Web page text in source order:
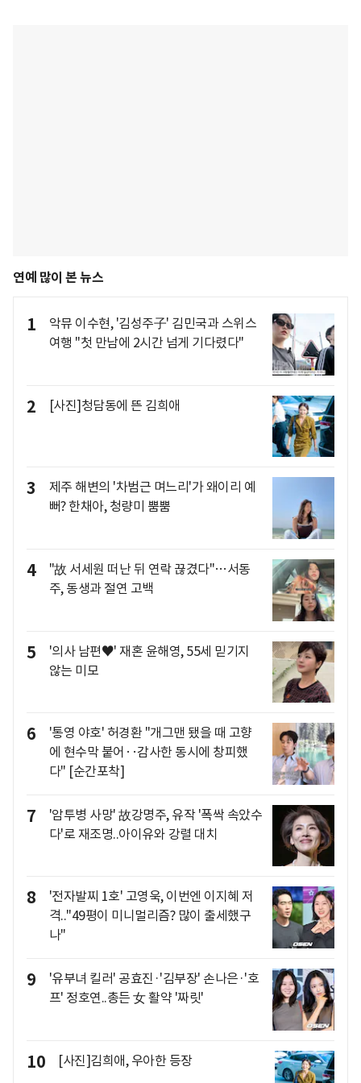
연예 많이 본 뉴스
1
악뮤 이수현, '김성주子' 김민국과 스위스
여행 "첫 만남에 2시간 넘게 기다렸다"
2 [사진]청담동에 뜬 김희애
3
제주 해변의 '차범근 며느리'가 왜이리 예
뻐? 한채아, 청량미 뿜뿜
4
"故 서세원 떠난 뒤 연락 끊겼다"…서동
주, 동생과 절연 고백
5
'의사 남편♥' 재혼 윤해영, 55세 믿기지
않는 미모
6
'통영 야호' 허경환 "개그맨 됐을 때 고향
에 현수막 붙어‥감사한 동시에 창피했
다" [순간포착]
7
'암투병 사망' 故강명주, 유작 '폭싹 속았수
다'로 재조명..아이유와 강렬 대치
8
'전자발찌 1호' 고영욱, 이번엔 이지혜 저
격.."49평이 미니멀리즘? 많이 출세했구
나"
9
'유부녀 킬러' 공효진·'김부장' 손나은·'호
프' 정호연..총든 女 활약 '짜릿'
10 [사진]김희애, 우아한 등장